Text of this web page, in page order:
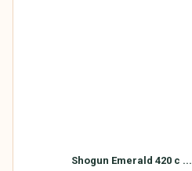
Shogun Emerald 420 c ...